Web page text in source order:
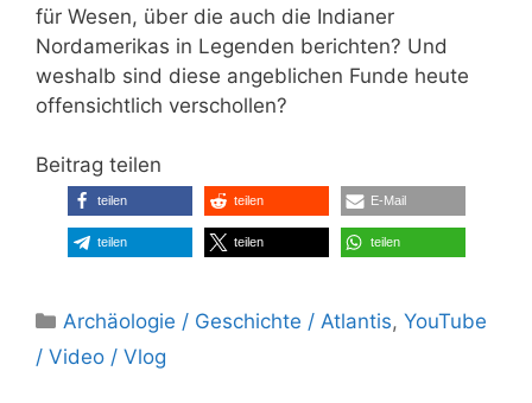
für Wesen, über die auch die Indianer
Nordamerikas in Legenden berichten? Und
weshalb sind diese angeblichen Funde heute
offensichtlich verschollen?
Beitrag teilen
teilen teilen E-Mail
teilen teilen teilen
Kategorien
Archäologie / Geschichte / Atlantis,YouTube
/ Video / Vlog